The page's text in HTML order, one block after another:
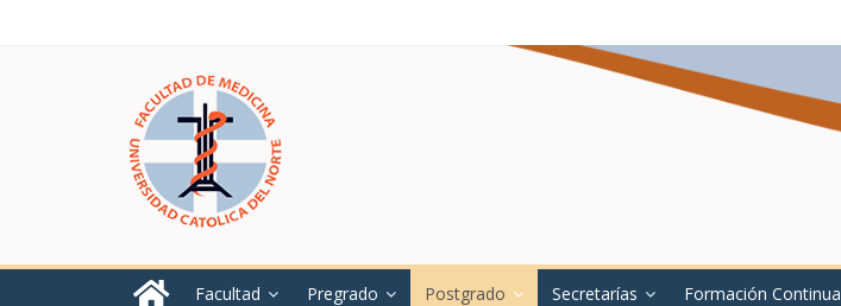
Facultad Pregrado Postgrado Secretarías Formación Continua